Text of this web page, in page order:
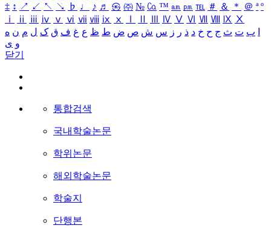
‡ ↕ ↗ ↙ ↖ ↘ ♭ ♩ ♪ ♬ ㉿ ㈜ № ㏇ ™ ㏂ ㏘ ℡ ＃ ＆ ＊ ＠ ª º
ⅰ
ⅱ ⅲ ⅳ ⅴ ⅵ ⅶ ⅷ ⅸ ⅹ Ⅳ Ⅴ Ⅵ Ⅶ Ⅷ Ⅸ Ⅹ
ب ت ث ج ح خ د ذ ر ز س ش ص ض ط ظ ع غ ف ق ک ل م ن ه
و ی
닫기
통합검색
국내학술논문
학위논문
해외학술논문
학술지
단행본